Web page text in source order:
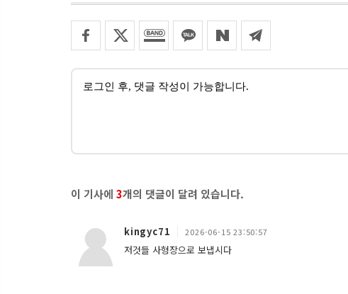
이 기사에 3개의 댓글이 달려 있습니다.
kingyc71 2026-06-15 23:50:57
저것들 사형장으로 보냅시다